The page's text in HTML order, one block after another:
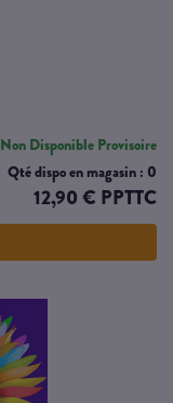
Non Disponible Provisoire
Qté dispo en magasin : 0
12,90 € PPTTC